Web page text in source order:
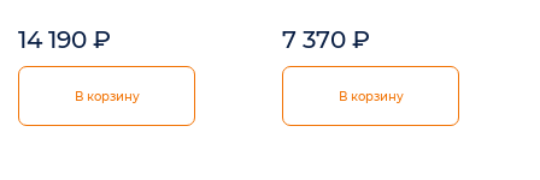
14 190 ₽
В корзину
7 370 ₽
В корзину